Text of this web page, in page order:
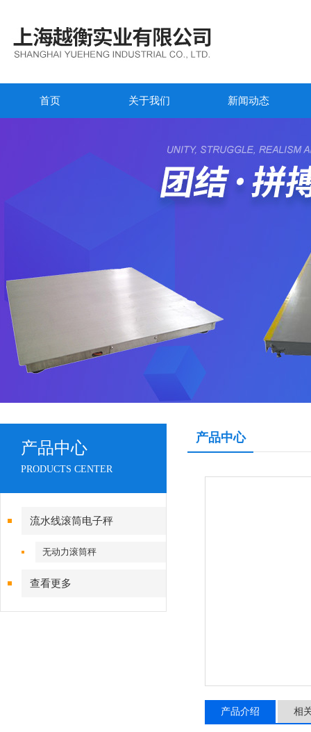
首页 关于我们 新闻动态
产品中心
PRODUCTS CENTER
流水线滚筒电子秤
无动力滚筒秤
查看更多
产品中心
产品介绍 相